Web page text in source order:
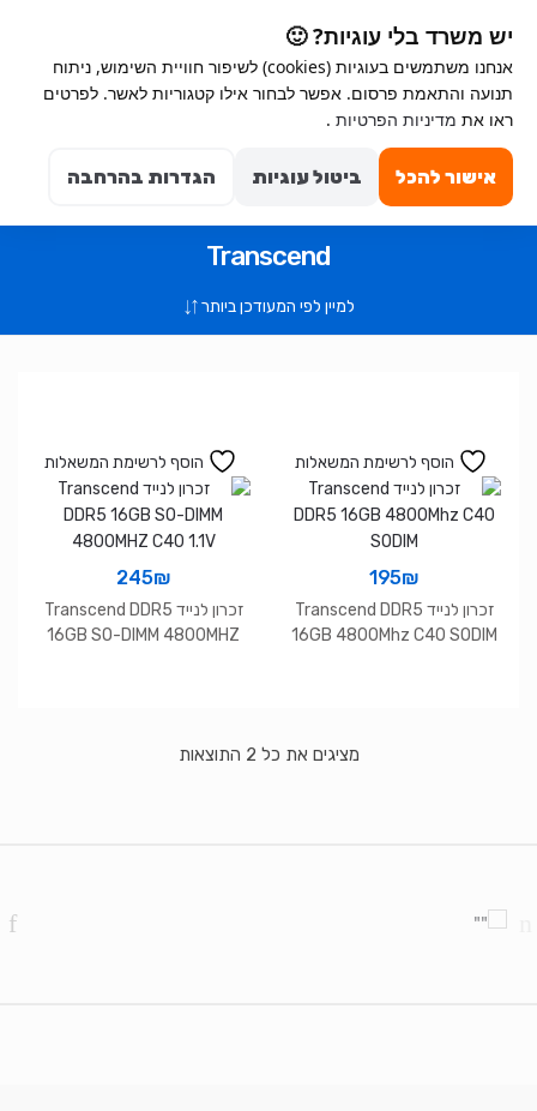
יש משרד בלי עוגיות? 🙂
אנחנו משתמשים בעוגיות (cookies) לשיפור חוויית השימוש, ניתוח
תנועה והתאמת פרסום. אפשר לבחור אילו קטגוריות לאשר. לפרטים
ראו את מדיניות הפרטיות .
אישור להכל ביטול עוגיות הגדרות בהרחבה
navigation
content
Transcend
הוסף לרשימת המשאלות
195₪
זכרון לנייד Transcend DDR5
16GB 4800Mhz C40 SODIM
הוסף לרשימת המשאלות
245₪
זכרון לנייד Transcend DDR5
16GB SO-DIMM 4800MHZ
מציגים את כל ⁦2⁩ התוצאות